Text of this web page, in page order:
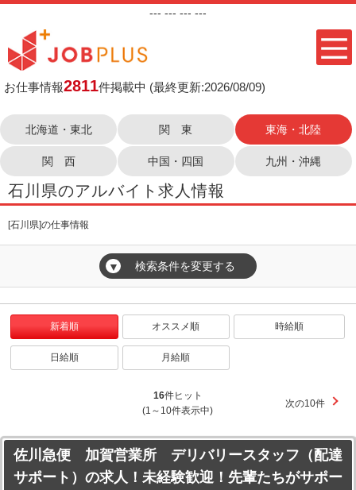
--- --- --- ---
お仕事情報2811件掲載中 (最終更新:2026/08/09)
北海道・東北 関 東 東海・北陸
関 西 中国・四国 九州・沖縄
石川県のアルバイト求人情報
[石川県]の仕事情報
▼ 検索条件を変更する
新着順 オススメ順 時給順
日給順 月給順
16件ヒット
(1～10件表示中)
次の10件
佐川急便 加賀営業所 デリバリースタッフ（配達
サポート）の求人！未経験歓迎！先輩たちがサポー